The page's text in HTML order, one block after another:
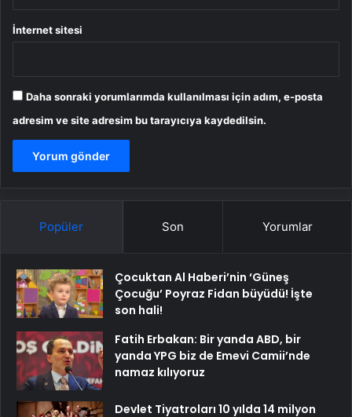
İnternet sitesi
Daha sonraki yorumlarımda kullanılması için adım, e-posta
adresim ve site adresim bu tarayıcıya kaydedilsin.
Popüler Son Yorumlar
Çocuktan Al Haberi’nin ‘Güneş
Çocuğu’ Poyraz Fidan büyüdü! İşte
son hali!
Fatih Erbakan: Bir yanda ABD, bir
yanda YPG biz de Emevi Camii’nde
namaz kılıyoruz
Devlet Tiyatroları 10 yılda 14 milyon